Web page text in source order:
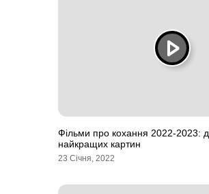
Фільми про кохання 2022-2023:
найкращих картин
23 Січня, 2022